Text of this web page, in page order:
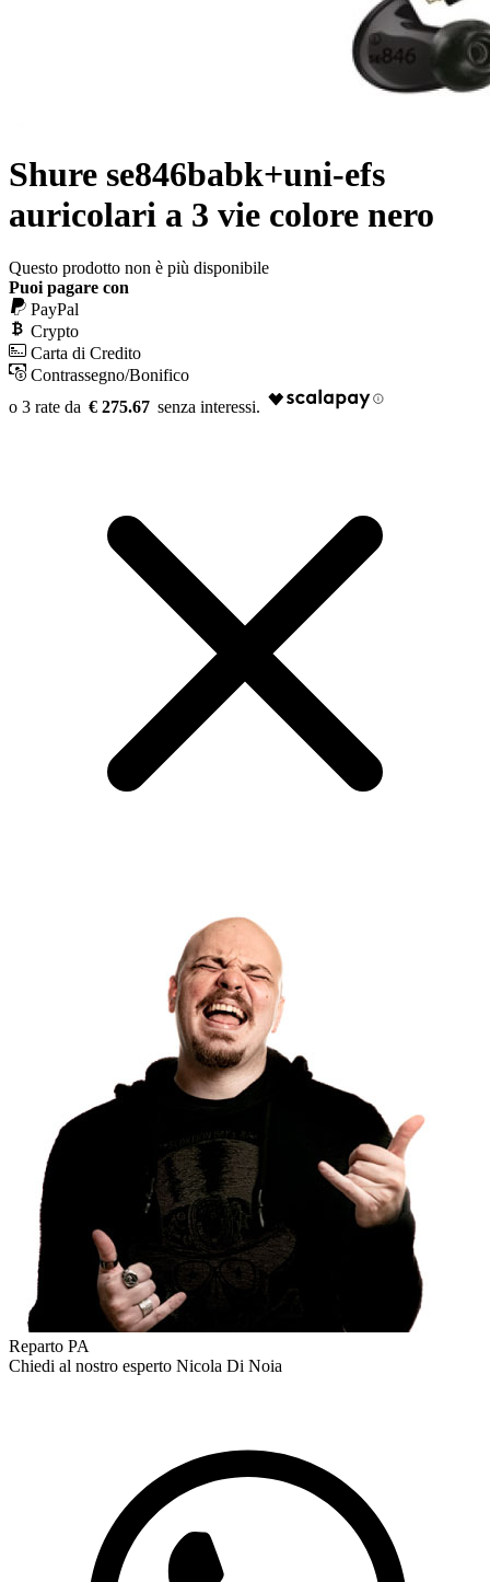
Shure se846babk+uni-efs
auricolari a 3 vie colore nero
Questo prodotto non è più disponibile
Puoi pagare con
PayPal
Crypto
Carta di Credito
Contrassegno/Bonifico
€ 275.67
Reparto PA
Chiedi al nostro esperto Nicola Di Noia